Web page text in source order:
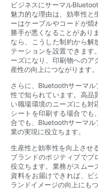
ビジネスにサーマル
魅力的な理由は、効率性と
ーはケーブルやコードが煩
勝手が悪くなることがあり
なら、こうした制約から解
テーションを設置できます
ーズになり、印刷物へのア
産性の向上につながります。
さらに、Bluetoothサーマ
性で知られています。高品
い職場環境のニーズにも対
シートを印刷する場合でも
合でも、Bluetoothサーマ
業の実現に役立ちます。
生産性と効率性を向上させ
ブランドのポジティブでプ
役立ちます。業務がスムー
資料をお届けできれば、ビ
ランドイメージの向上にも